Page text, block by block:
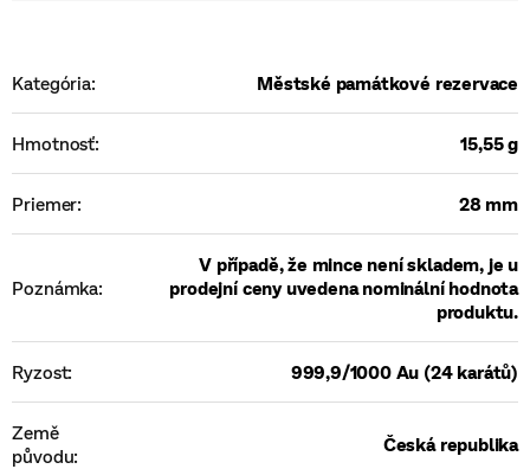
Kategória: Městské památkové rezervace
Hmotnosť: 15,55 g
Priemer: 28 mm
Poznámka:
V případě, že mince není skladem, je u
prodejní ceny uvedena nominální hodnota
produktu.
Ryzost: 999,9/1000 Au (24 karátů)
Země
původu:
Česká republika